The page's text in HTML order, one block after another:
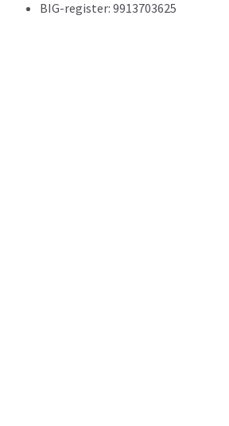
BIG-register: 9913703625